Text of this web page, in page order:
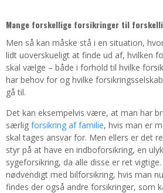
Mange forskellige forsikringer til
Men så kan måske stå i en situation,
lidt uoverskueligt at finde ud af, hvilken
skal vælge – både i forhold til hvilke
har behov for og hvilke
gå til.
Det kan eksempelvis være, at man har
særlig forsikring af familie, hvis man er
skal tages ansvar for. Men ellers er det
styr på at have en indboforsikring, en
sygeforsikring, da alle disse er ret
nødvendigt med bilforsikring, hvis man
findes der også andre forsikringer, som